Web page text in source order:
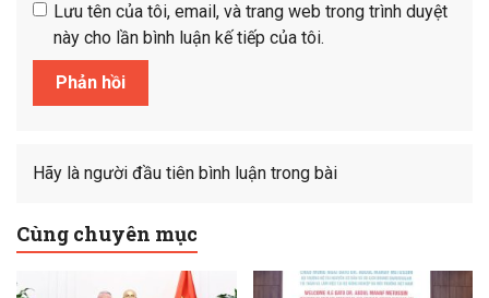
Lưu tên của tôi, email, và trang web trong trình duyệt
này cho lần bình luận kế tiếp của tôi.
Hãy là người đầu tiên bình luận trong bài
Cùng chuyên mục